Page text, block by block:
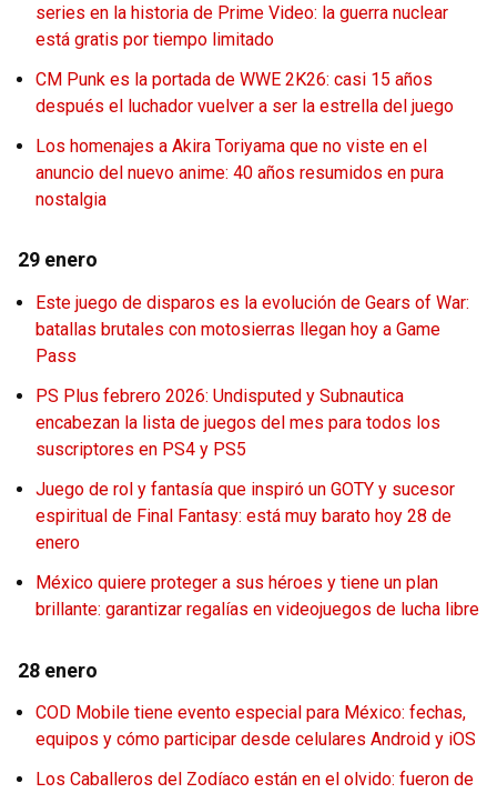
series en la historia de Prime Video: la guerra nuclear
está gratis por tiempo limitado
CM Punk es la portada de WWE 2K26: casi 15 años
después el luchador vuelver a ser la estrella del juego
Los homenajes a Akira Toriyama que no viste en el
anuncio del nuevo anime: 40 años resumidos en pura
nostalgia
29 enero
Este juego de disparos es la evolución de Gears of War:
batallas brutales con motosierras llegan hoy a Game
Pass
PS Plus febrero 2026: Undisputed y Subnautica
encabezan la lista de juegos del mes para todos los
suscriptores en PS4 y PS5
Juego de rol y fantasía que inspiró un GOTY y sucesor
espiritual de Final Fantasy: está muy barato hoy 28 de
enero
México quiere proteger a sus héroes y tiene un plan
brillante: garantizar regalías en videojuegos de lucha libre
28 enero
COD Mobile tiene evento especial para México: fechas,
equipos y cómo participar desde celulares Android y iOS
Los Caballeros del Zodíaco están en el olvido: fueron de